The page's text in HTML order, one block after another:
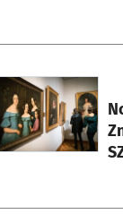
otworzy się w